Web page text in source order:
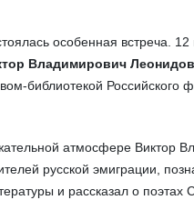
особенная встреча. 12
Владимирович Леонидов
библиотекой Российского
атмосфере Виктор
русской эмиграции,
и рассказал о поэтах